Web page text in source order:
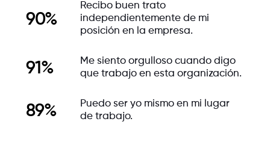
90%
Recibo buen trato
independientemente de mi
posición en la empresa.
91%
Me siento orgulloso cuando digo
que trabajo en esta organización.
89%
Puedo ser yo mismo en mi lugar
de trabajo.